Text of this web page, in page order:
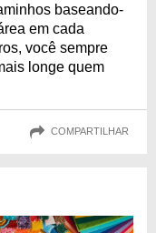
baseando-
em cada
você sempre
longe quem
COMPARTILHAR